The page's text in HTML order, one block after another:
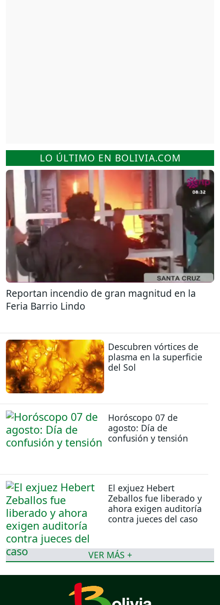
LO ÚLTIMO EN BOLIVIA.COM
Reportan incendio de gran magnitud en la
Feria Barrio Lindo
Descubren vórtices de
plasma en la superficie
del Sol
Horóscopo 07 de
agosto: Día de
confusión y tensión
El exjuez Hebert
Zeballos fue liberado y
ahora exigen auditoría
contra jueces del caso
VER MÁS +